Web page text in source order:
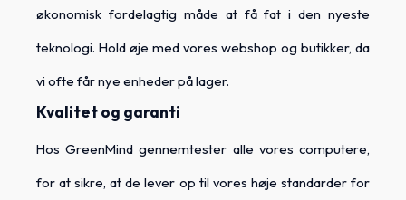
økonomisk fordelagtig måde at få fat i den nyeste
teknologi. Hold øje med vores webshop og butikker, da
vi ofte får nye enheder på lager.
Kvalitet og garanti
Hos GreenMind gennemtester alle vores computere,
for at sikre, at de lever op til vores høje standarder for